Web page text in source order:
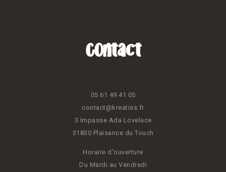
Contact
05 61 49 41 05
contact@kreatiss.fr
3 Impasse Ada Lovelace
31830 Plaisance du Touch
Horaire d'ouverture
Du Mardi au Vendredi